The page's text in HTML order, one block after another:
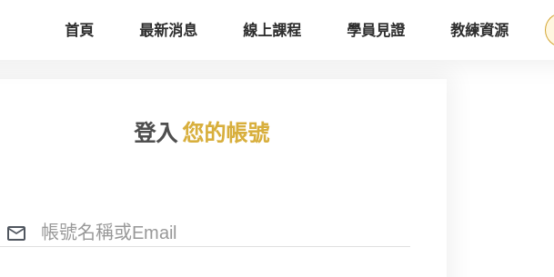
首頁 最新消息 線上課程 學員見證 教練資源
登入您的帳號